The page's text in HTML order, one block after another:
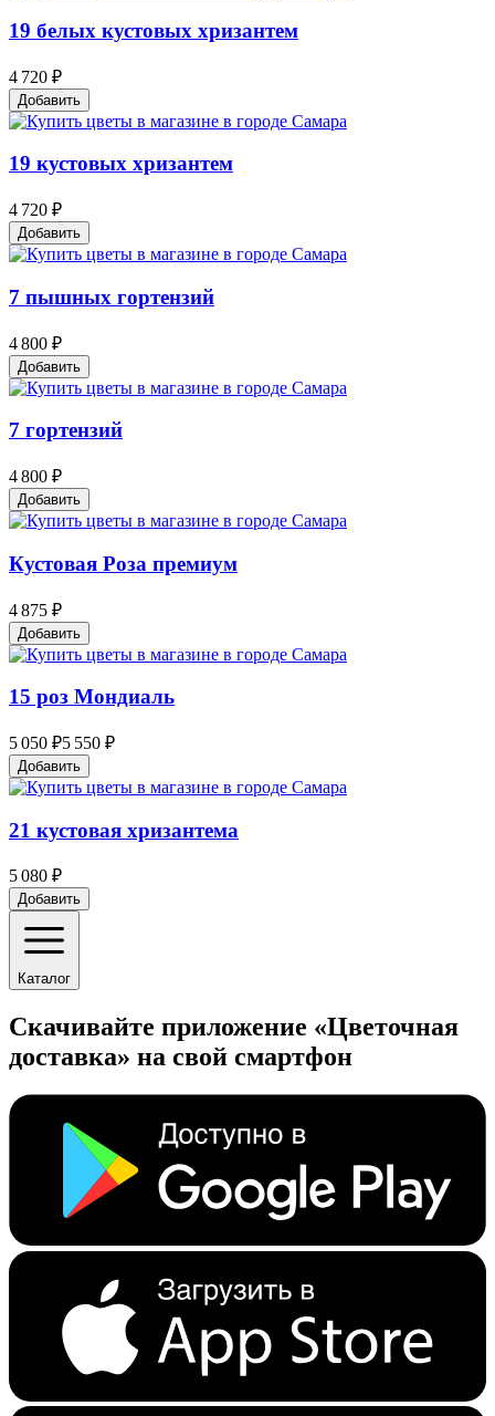
19 белых кустовых хризантем
4 720 ₽
Добавить
19 кустовых хризантем
4 720 ₽
Добавить
7 пышных гортензий
4 800 ₽
Добавить
7 гортензий
4 800 ₽
Добавить
Кустовая Роза премиум
4 875 ₽
Добавить
15 роз Мондиаль
5 050 ₽5 550 ₽
Добавить
21 кустовая хризантема
5 080 ₽
Добавить
Каталог
Скачивайте приложение «Цветочная
доставка» на свой смартфон